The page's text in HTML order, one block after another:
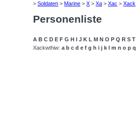
>Soldaten >Marine >X >Xa >Xac >Xack
Personenliste
A B C D E F G H I J K L M N O P Q R S T
Xackwthiw:a b c d e f g h i j k l m n o p q